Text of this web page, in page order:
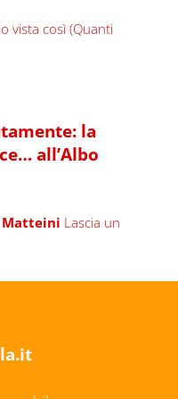
vista così (Quanti
la
all’Albo
Matteini Lascia un